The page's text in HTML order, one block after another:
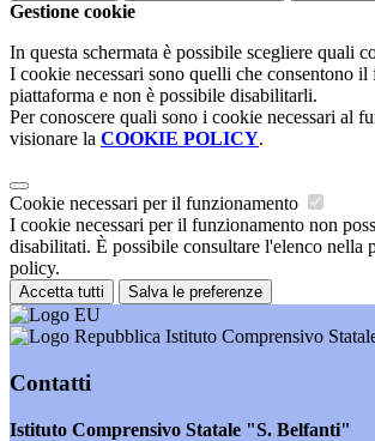
Gestione cookie
In questa schermata è possibile scegliere quali
I cookie necessari sono quelli che consentono il
piattaforma e non è possibile disabilitarli.
Per conoscere quali sono i cookie necessari al
visionare la COOKIE POLICY.
Cookie necessari per il funzionamento
I cookie necessari per il funzionamento non
disabilitati. È possibile consultare l'elenco nella
policy.
Accetta tutti Salva le preferenze
Istituto Comprensivo
Contatti
Istituto Comprensivo Statale "S. Belfanti"